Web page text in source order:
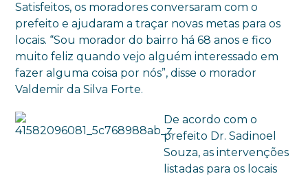
Satisfeitos, os moradores conversaram com o
prefeito e ajudaram a traçar novas metas para os
locais. “Sou morador do bairro há 68 anos e fico
muito feliz quando vejo alguém interessado em
fazer alguma coisa por nós”, disse o morador
Valdemir da Silva Forte.
De acordo com o
prefeito Dr. Sadinoel
Souza, as intervenções
listadas para os locais